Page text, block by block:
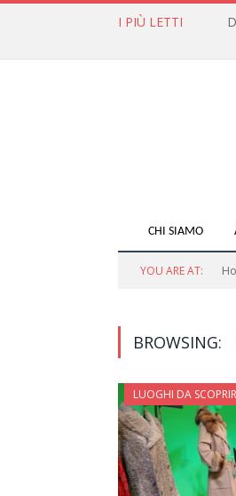
I PIÙ LETTI
CHI SIAMO
YOU ARE AT:
BROWSING:
LUOGHI DA